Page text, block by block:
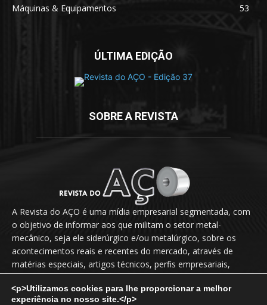
Máquinas & Equipamentos
53
ÚLTIMA EDIÇÃO
SOBRE A REVISTA
A Revista do AÇO é uma mídia empresarial segmentada, com
o objetivo de informar aos que militam o setor metal-
mecânico, seja ele siderúrgico e/ou metalúrgico, sobre os
acontecimentos reais e recentes do mercado, através de
matérias especiais, artigos técnicos, perfis empresariais,
novidades, lançamentos, releases, entrevistas exclusivas etc.
<p>Utilizamos cookies para lhe proporcionar a melhor
experiência no nosso site.</p>